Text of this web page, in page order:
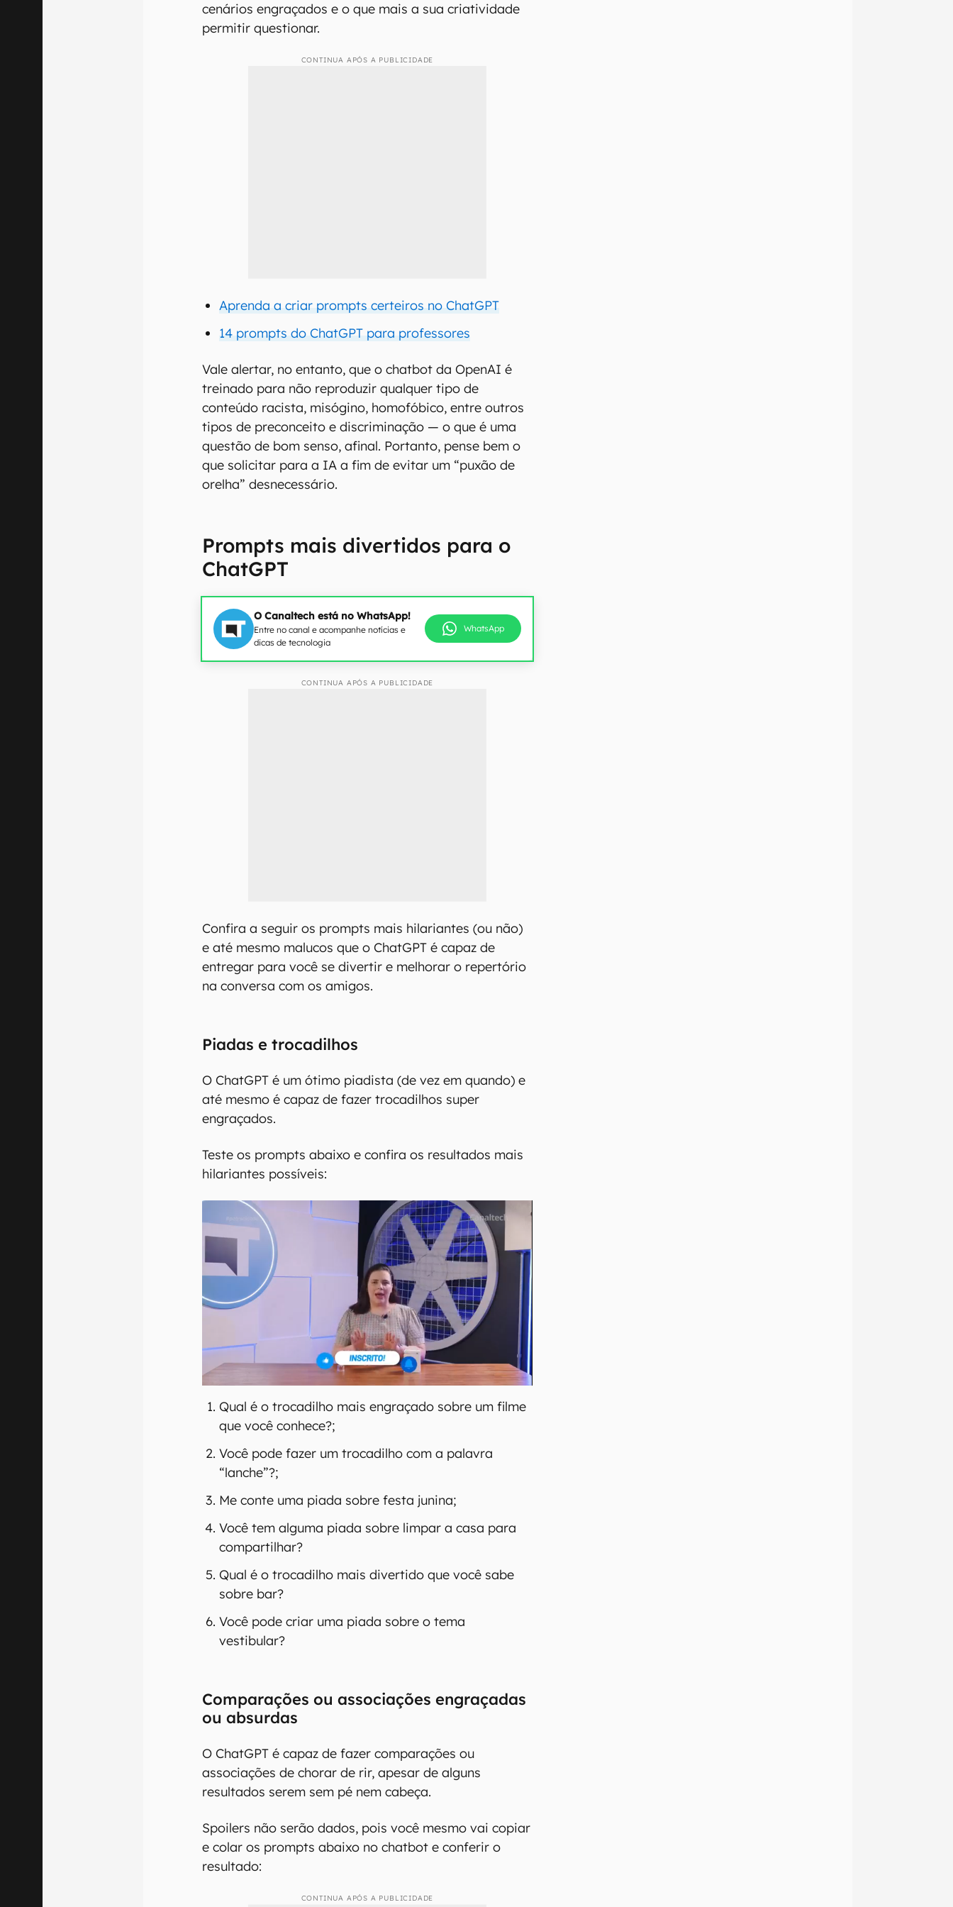
cenários engraçados e o que mais a sua criatividade
permitir questionar.
CONTINUA APÓS A PUBLICIDADE
Aprenda a criar prompts certeiros no ChatGPT
14 prompts do ChatGPT para professores
Vale alertar, no entanto, que o chatbot da OpenAI é
treinado para não reproduzir qualquer tipo de
conteúdo racista, misógino, homofóbico, entre outros
tipos de preconceito e discriminação — o que é uma
questão de bom senso, afinal. Portanto, pense bem o
que solicitar para a IA a fim de evitar um “puxão de
orelha” desnecessário.
Prompts mais divertidos para o
ChatGPT
O Canaltech está no WhatsApp!
Entre no canal e acompanhe notícias e
dicas de tecnologia
WhatsApp
CONTINUA APÓS A PUBLICIDADE
Confira a seguir os prompts mais hilariantes (ou não)
e até mesmo malucos que o ChatGPT é capaz de
entregar para você se divertir e melhorar o repertório
na conversa com os amigos.
Piadas e trocadilhos
O ChatGPT é um ótimo piadista (de vez em quando) e
até mesmo é capaz de fazer trocadilhos super
engraçados.
Teste os prompts abaixo e confira os resultados mais
hilariantes possíveis:
Qual é o trocadilho mais engraçado sobre um filme
que você conhece?;
Você pode fazer um trocadilho com a palavra
“lanche”?;
Me conte uma piada sobre festa junina;
Você tem alguma piada sobre limpar a casa para
compartilhar?
Qual é o trocadilho mais divertido que você sabe
sobre bar?
Você pode criar uma piada sobre o tema
vestibular?
Comparações ou associações engraçadas
ou absurdas
O ChatGPT é capaz de fazer comparações ou
associações de chorar de rir, apesar de alguns
resultados serem sem pé nem cabeça.
Spoilers não serão dados, pois você mesmo vai copiar
e colar os prompts abaixo no chatbot e conferir o
resultado:
CONTINUA APÓS A PUBLICIDADE